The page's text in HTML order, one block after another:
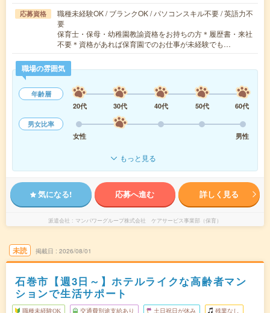
応募資格
職種未経験OK / ブランクOK / パソコンスキル不要 / 英語力不
要
保育士・保母・幼稚園教諭資格をお持ちの方＊履歴書・来社
不要＊資格があれば保育園でのお仕事が未経験でも…
職場の雰囲気
年齢層
20代
30代 40代 50代
60代
男女比率
女性
男性
もっと見る
気になる! 応募へ進む 詳しく見る
派遣会社 マンパワーグループ株式会社 ケアサービス事業部（保育）
未読 掲載日 2026/08/01
石巻市【週3日～】ホテルライクな高齢者マン
ションで生活サポート
職種未経験OK 交通費別途支給あり 土日祝日が休み 残業なし